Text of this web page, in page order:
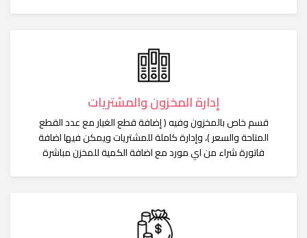
إدارة المخزون والمشتريات
قسم خاص بالمخزون وفيه ( إضافة قطع الغيار مع عدد القطع
المتاحة والسعر )، وإدارة كاملة للمشتريات ويمكن فيها اضافة
فاتورة شراء من اي مورد مع اضافة الكمية للمخزن مباشرة